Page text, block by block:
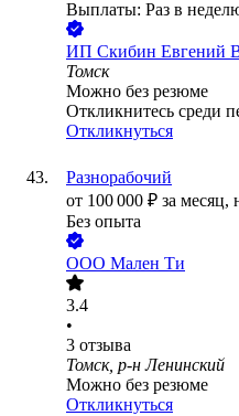
Выплаты: Раз в
ИП Скибин Евгений
Томск
Можно без резюме
Откликнитесь среди
Откликнуться
Разнорабочий
от 100 000 ₽ за месяц,
Без опыта
ООО Мален Ти
3.4
•
3 отзыва
Томск, р-н Ленинский
Можно без резюме
Откликнуться